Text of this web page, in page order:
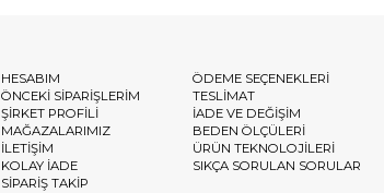
HESABIM
ÖNCEKİ SİPARİŞLERİM
ŞİRKET PROFİLİ
MAĞAZALARIMIZ
İLETİŞİM
KOLAY İADE
SİPARİŞ TAKİP
ÖDEME SEÇENEKLERİ
TESLİMAT
İADE VE DEĞİŞİM
BEDEN ÖLÇÜLERİ
ÜRÜN TEKNOLOJİLERİ
SIKÇA SORULAN SORULAR